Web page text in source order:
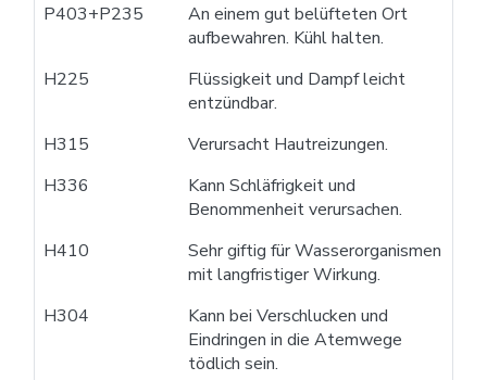
P403+P235
An einem gut belüfteten Ort
aufbewahren. Kühl halten.
H225
Flüssigkeit und Dampf leicht
entzündbar.
H315
Verursacht Hautreizungen.
H336
Kann Schläfrigkeit und
Benommenheit verursachen.
H410
Sehr giftig für Wasserorganismen
mit langfristiger Wirkung.
H304
Kann bei Verschlucken und
Eindringen in die Atemwege
tödlich sein.